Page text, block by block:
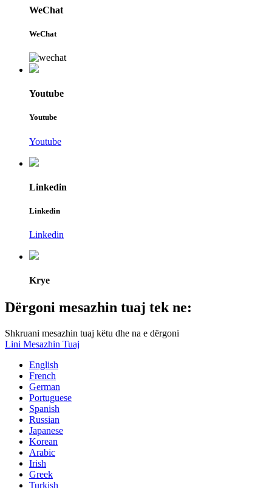
WeChat
WeChat
Youtube
Youtube
Youtube
Linkedin
Linkedin
Linkedin
Krye
Dërgoni mesazhin tuaj tek ne:
Shkruani mesazhin tuaj këtu dhe na e dërgoni
Lini Mesazhin Tuaj
English
French
German
Portuguese
Spanish
Russian
Japanese
Korean
Arabic
Irish
Greek
Turkish